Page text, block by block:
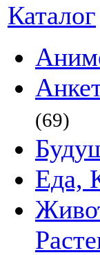
Каталог
(69)
Еда,